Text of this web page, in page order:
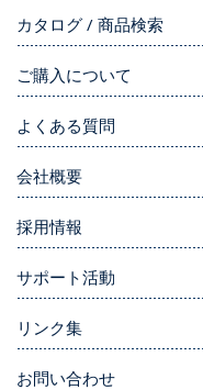
カタログ / 商品検索
ご購入について
よくある質問
会社概要
採用情報
サポート活動
リンク集
お問い合わせ